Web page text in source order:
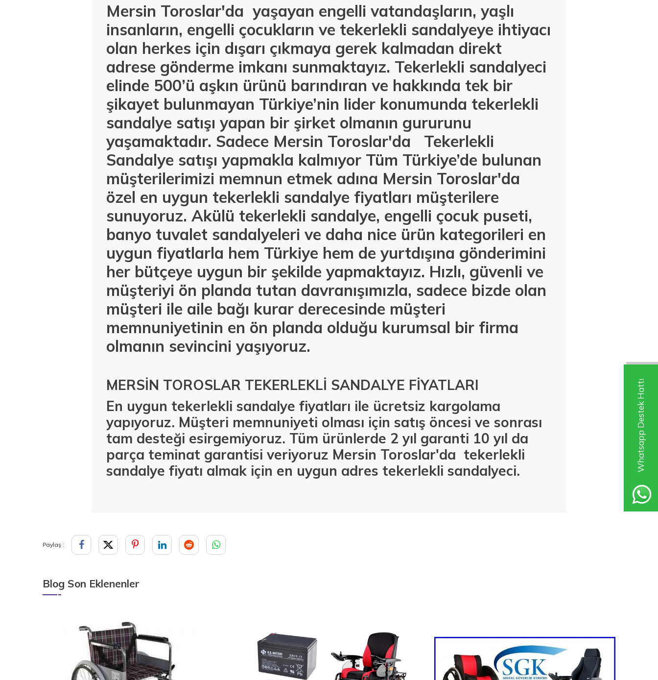
Whatsapp Destek Hattı
Mersin Toroslar'da yaşayan engelli vatandaşların, yaşlı
insanların, engelli çocukların ve tekerlekli sandalyeye ihtiyacı
olan herkes için dışarı çıkmaya gerek kalmadan direkt
adrese gönderme imkanı sunmaktayız. Tekerlekli sandalyeci
elinde 500’ü aşkın ürünü barındıran ve hakkında tek bir
şikayet bulunmayan Türkiye’nin lider konumunda tekerlekli
sandalye satışı yapan bir şirket olmanın gururunu
yaşamaktadır. Sadece Mersin Toroslar'da Tekerlekli
Sandalye satışı yapmakla kalmıyor Tüm Türkiye’de bulunan
müşterilerimizi memnun etmek adına Mersin Toroslar'da
özel en uygun tekerlekli sandalye fiyatları müşterilere
sunuyoruz. Akülü tekerlekli sandalye, engelli çocuk puseti,
banyo tuvalet sandalyeleri ve daha nice ürün kategorileri en
uygun fiyatlarla hem Türkiye hem de yurtdışına gönderimini
her bütçeye uygun bir şekilde yapmaktayız. Hızlı, güvenli ve
müşteriyi ön planda tutan davranışımızla, sadece bizde olan
müşteri ile aile bağı kurar derecesinde müşteri
memnuniyetinin en ön planda olduğu kurumsal bir firma
olmanın sevincini yaşıyoruz.
MERSİN TOROSLAR TEKERLEKLİ SANDALYE FİYATLARI
En uygun tekerlekli sandalye fiyatları ile ücretsiz kargolama
yapıyoruz. Müşteri memnuniyeti olması için satış öncesi ve sonrası
tam desteği esirgemiyoruz. Tüm ürünlerde 2 yıl garanti 10 yıl da
parça teminat garantisi veriyoruz Mersin Toroslar'da tekerlekli
sandalye fiyatı almak için en uygun adres tekerlekli sandalyeci.
Paylaş :
Blog Son Eklenenler